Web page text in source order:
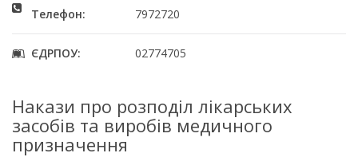
Телефон: 7972720
ЄДРПОУ: 02774705
Накази про розподіл лікарських
засобів та виробів медичного
призначення